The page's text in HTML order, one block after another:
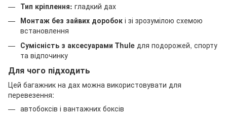
Тип кріплення: гладкий дах
Монтаж без зайвих доробок і зі зрозумілою схемою
встановлення
Сумісність з аксесуарами Thule для подорожей, спорту
та відпочинку
Для чого підходить
Цей багажник на дах можна використовувати для
перевезення:
автобоксів і вантажних боксів